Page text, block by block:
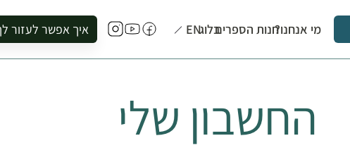
מי אנחנו?חנות הספריםבלוגEN איך אפשר לעזור
להזמין סיור לקבוצה
החשבון שלי